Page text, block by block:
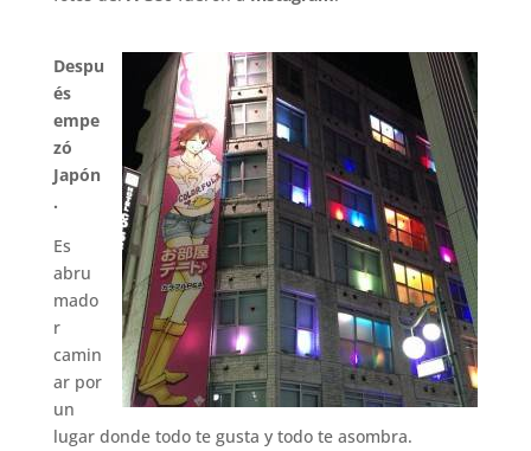
Despu
és
empe
zó
Japón
.
Es
abru
mado
r
camin
ar por
un
lugar donde todo te gusta y todo te asombra.